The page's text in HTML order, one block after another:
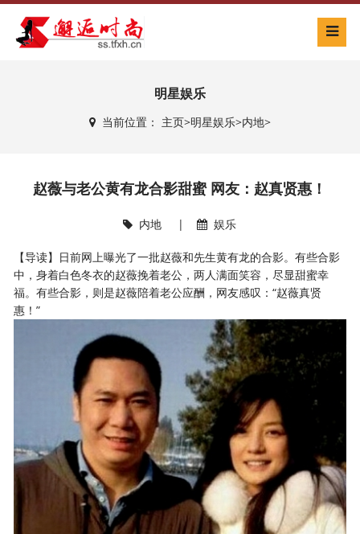
明星娱乐
当前位置： 主页>明星娱乐>内地>
赵薇与老公黄有龙合影甜蜜 网友：赵真贤惠！
内地 | 娱乐
【导读】日前网上曝光了一批赵薇和先生黄有龙的合影。有些合影
中，身着白色冬衣的赵薇挽着老公，两人满面笑容，尽显甜蜜幸
福。有些合影，则是赵薇陪着老公应酬，网友感叹：“赵薇真贤
惠！”